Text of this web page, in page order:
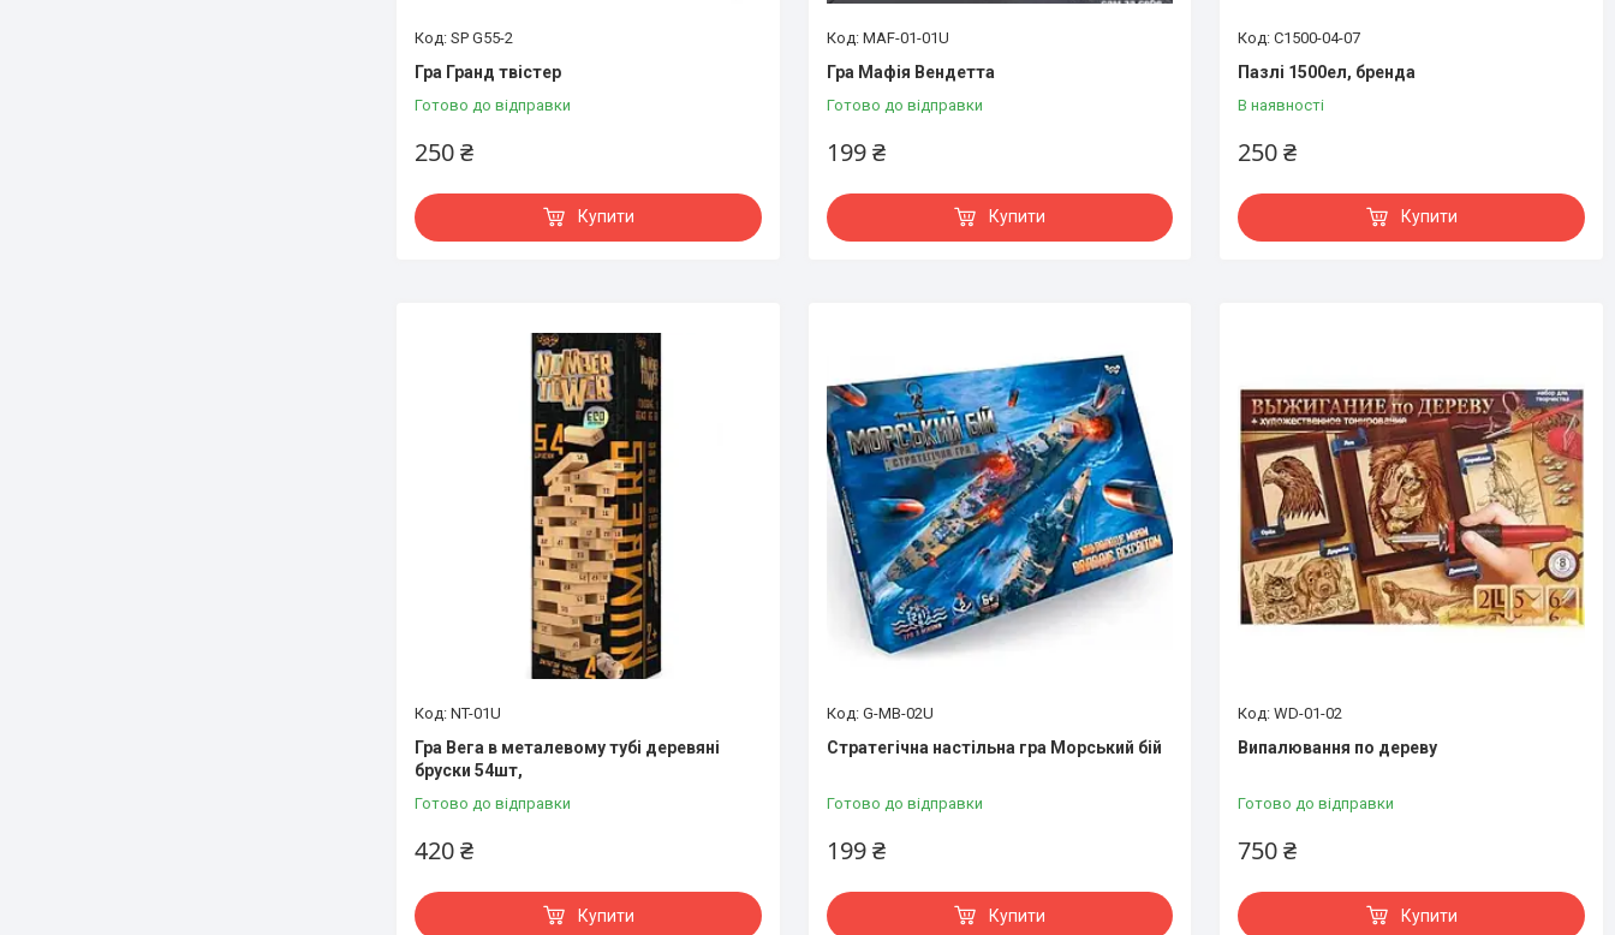
SP G55-2
Гра Гранд твістер
Готово до відправки
250 ₴
Купити
MAF-01-01U
Гра Мафія Вендетта
Готово до відправки
199 ₴
Купити
C1500-04-07
Пазлі 1500ел, бренда
В наявності
250 ₴
Купити
NT-01U
Гра Вега в металевому тубі деревяні
бруски 54шт,
Готово до відправки
420 ₴
Купити
G-MB-02U
Стратегічна настільна гра Морський бій
Готово до відправки
199 ₴
Купити
WD-01-02
Випалювання по дереву
Готово до відправки
750 ₴
Купити